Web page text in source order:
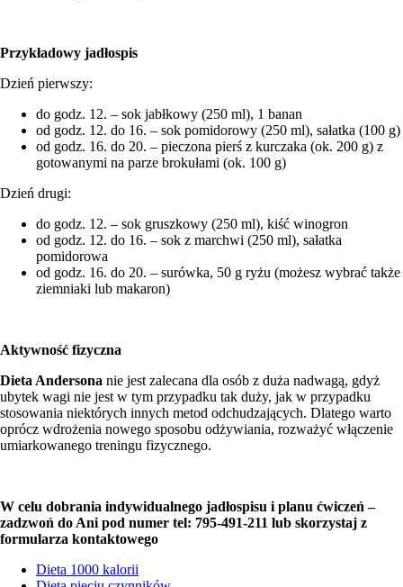
Przykładowy jadłospis
Dzień pierwszy:
do godz. 12. – sok jabłkowy (250 ml), 1 banan
od godz. 12. do 16. – sok pomidorowy (250 ml), sałatka (100 g)
od godz. 16. do 20. – pieczona pierś z kurczaka (ok. 200 g) z
gotowanymi na parze brokułami (ok. 100 g)
Dzień drugi:
do godz. 12. – sok gruszkowy (250 ml), kiść winogron
od godz. 12. do 16. – sok z marchwi (250 ml), sałatka
pomidorowa
od godz. 16. do 20. – surówka, 50 g ryżu (możesz wybrać także
ziemniaki lub makaron)
Aktywność fizyczna
Dieta Andersona nie jest zalecana dla osób z duża nadwagą, gdyż
ubytek wagi nie jest w tym przypadku tak duży, jak w przypadku
stosowania niektórych innych metod odchudzających. Dlatego warto
oprócz wdrożenia nowego sposobu odżywiania, rozważyć włączenie
umiarkowanego treningu fizycznego.
W celu dobrania indywidualnego jadłospisu i planu ćwiczeń –
zadzwoń do Ani pod numer tel: 795-491-211 lub skorzystaj z
formularza kontaktowego
Dieta 1000 kalorii